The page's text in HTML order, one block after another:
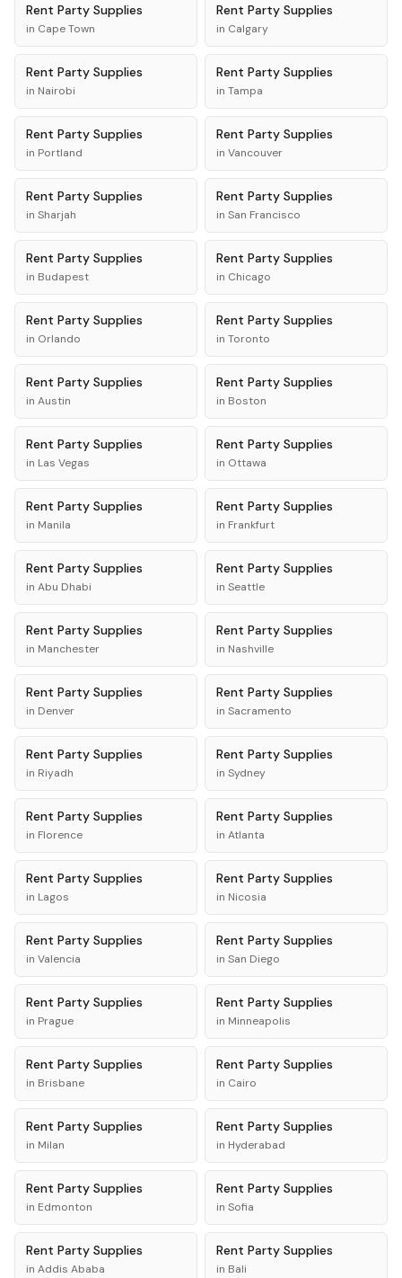
Rent Party Supplies
in Cape Town
Rent Party Supplies
in Calgary
Rent Party Supplies
in Nairobi
Rent Party Supplies
in Tampa
Rent Party Supplies
in Portland
Rent Party Supplies
in Vancouver
Rent Party Supplies
in Sharjah
Rent Party Supplies
in San Francisco
Rent Party Supplies
in Budapest
Rent Party Supplies
in Chicago
Rent Party Supplies
in Orlando
Rent Party Supplies
in Toronto
Rent Party Supplies
in Austin
Rent Party Supplies
in Boston
Rent Party Supplies
in Las Vegas
Rent Party Supplies
in Ottawa
Rent Party Supplies
in Manila
Rent Party Supplies
in Frankfurt
Rent Party Supplies
in Abu Dhabi
Rent Party Supplies
in Seattle
Rent Party Supplies
in Manchester
Rent Party Supplies
in Nashville
Rent Party Supplies
in Denver
Rent Party Supplies
in Sacramento
Rent Party Supplies
in Riyadh
Rent Party Supplies
in Sydney
Rent Party Supplies
in Florence
Rent Party Supplies
in Atlanta
Rent Party Supplies
in Lagos
Rent Party Supplies
in Nicosia
Rent Party Supplies
in Valencia
Rent Party Supplies
in San Diego
Rent Party Supplies
in Prague
Rent Party Supplies
in Minneapolis
Rent Party Supplies
in Brisbane
Rent Party Supplies
in Cairo
Rent Party Supplies
in Milan
Rent Party Supplies
in Hyderabad
Rent Party Supplies
in Edmonton
Rent Party Supplies
in Sofia
Rent Party Supplies
in Addis Ababa
Rent Party Supplies
in Bali